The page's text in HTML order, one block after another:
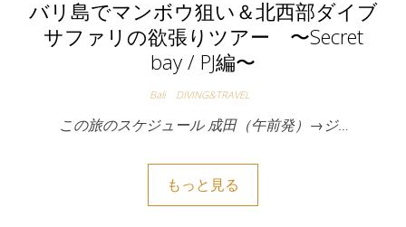
バリ島でマンボウ狙い＆北西部ダイブ
サファリの欲張りツアー 〜Secret
bay / PJ編〜
Bali DIVING&TRAVEL
この旅のスケジュール 成田（午前発）→ジ…
もっと見る